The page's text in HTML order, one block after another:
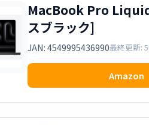
MacBook Pro
スブラック]
JAN: 4549995436990最終更新:
Amazon